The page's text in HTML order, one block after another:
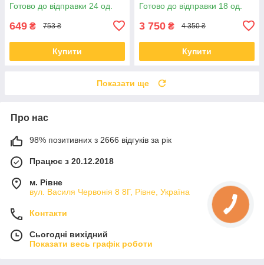
Готово до відправки 24 од.
649 ₴ 753 ₴
Купити
Готово до відправки 18 од.
3 750 ₴ 4 350 ₴
Купити
Показати ще
Про нас
98% позитивних з 2666 відгуків за рік
Працює з 20.12.2018
м. Рівне
вул. Василя Червонія 8 8Г, Рівне, Україна
Контакти
Сьогодні вихідний
Показати весь графік роботи